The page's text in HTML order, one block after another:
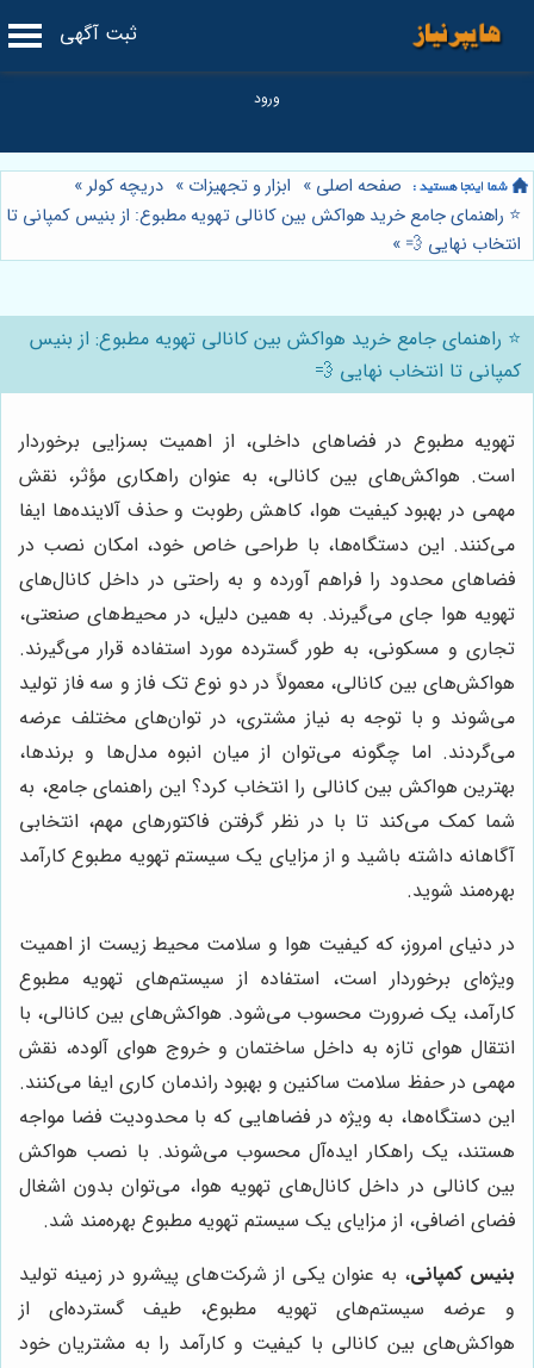
ثبت آگهی
صفحه اصلی » ابزار و تجهیزات » دریچه کولر»
⭐️ راهنمای جامع خرید هواکش بین کانالی تهویه مطبوع: از بنیس کمپانی تا
انتخاب نهایی 💨 »
⭐️ راهنمای جامع خرید هواکش بین کانالی تهویه مطبوع: از بنیس
کمپانی تا انتخاب نهایی 💨
تهویه مطبوع در فضاهای داخلی، از اهمیت بسزایی برخوردار
است. هواکش‌های بین کانالی، به عنوان راهکاری مؤثر، نقش
مهمی در بهبود کیفیت هوا، کاهش رطوبت و حذف آلاینده‌ها ایفا
می‌کنند. این دستگاه‌ها، با طراحی خاص خود، امکان نصب در
فضاهای محدود را فراهم آورده و به راحتی در داخل کانال‌های
تهویه هوا جای می‌گیرند. به همین دلیل، در محیط‌های صنعتی،
تجاری و مسکونی، به طور گسترده مورد استفاده قرار می‌گیرند.
هواکش‌های بین کانالی، معمولاً در دو نوع تک فاز و سه فاز تولید
می‌شوند و با توجه به نیاز مشتری، در توان‌های مختلف عرضه
می‌گردند. اما چگونه می‌توان از میان انبوه مدل‌ها و برندها،
بهترین هواکش بین کانالی را انتخاب کرد؟ این راهنمای جامع، به
شما کمک می‌کند تا با در نظر گرفتن فاکتورهای مهم، انتخابی
آگاهانه داشته باشید و از مزایای یک سیستم تهویه مطبوع کارآمد
بهره‌مند شوید.
در دنیای امروز، که کیفیت هوا و سلامت محیط زیست از اهمیت
ویژه‌ای برخوردار است، استفاده از سیستم‌های تهویه مطبوع
کارآمد، یک ضرورت محسوب می‌شود. هواکش‌های بین کانالی، با
انتقال هوای تازه به داخل ساختمان و خروج هوای آلوده، نقش
مهمی در حفظ سلامت ساکنین و بهبود راندمان کاری ایفا می‌کنند.
این دستگاه‌ها، به ویژه در فضاهایی که با محدودیت فضا مواجه
هستند، یک راهکار ایده‌آل محسوب می‌شوند. با نصب هواکش
بین کانالی در داخل کانال‌های تهویه هوا، می‌توان بدون اشغال
فضای اضافی، از مزایای یک سیستم تهویه مطبوع بهره‌مند شد.
بنیس کمپانی، به عنوان یکی از شرکت‌های پیشرو در زمینه تولید
و عرضه سیستم‌های تهویه مطبوع، طیف گسترده‌ای از
هواکش‌های بین کانالی با کیفیت و کارآمد را به مشتریان خود